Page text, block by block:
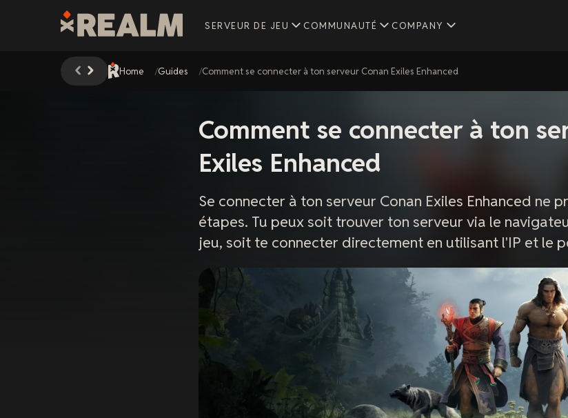
SERVEUR DE JEU COMMUNAUTÉ COMPANY
Home Guides Comment se connecter à ton serveur Conan Exiles Enhanced
Comment se connecter à ton
Exiles Enhanced
Se connecter à ton serveur Conan Exiles Enhanced ne
étapes. Tu peux soit trouver ton serveur via le
jeu, soit te connecter directement en utilisant l'IP et le